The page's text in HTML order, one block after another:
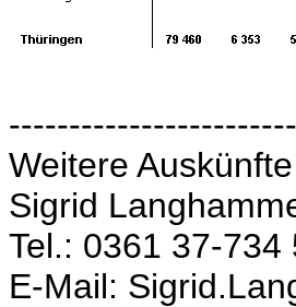
Weitere
Sigrid
Tel.: 0361 37-734
E-Mail: